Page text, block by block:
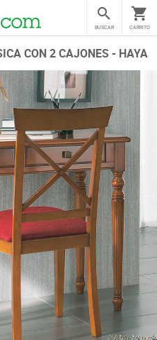
CARRITO
BUSCAR
CON 2 CAJONES - HAYA